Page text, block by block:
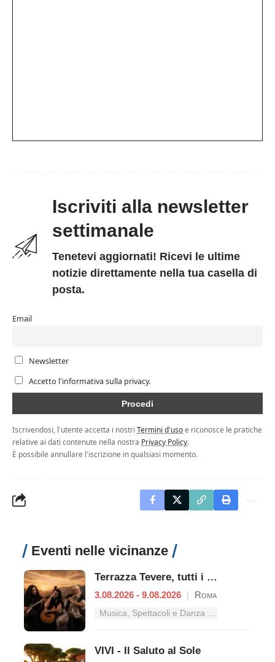
Iscriviti alla newsletter
settimanale
Tenetevi aggiornati! Ricevi le ultime
notizie direttamente nella tua casella di
posta.
Email
Newsletter
Accetto l'informativa sulla privacy.
Iscrivendosi, l'utente accetta i nostri Termini d'usoe riconosce le pratiche
relative ai dati contenute nella nostra Privacy Policy.
È possibile annullare l'iscrizione in qualsiasi momento.
Eventi nelle vicinanze
Terrazza Tevere, tutti i concerti dal 3 al 9 agosto
3.08.2026 - 9.08.2026 | Roma
Musica, Spettacoli e Danza nel Lazio
VIVI - Il Saluto al Sole